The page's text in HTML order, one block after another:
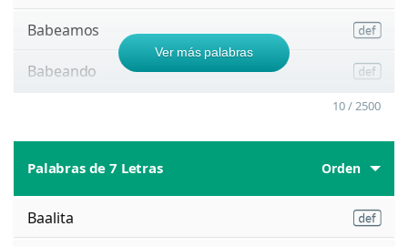
Babeamos
Babeando
Ver más palabras
10 / 2500
Palabras de 7 Letras Orden
Baalita